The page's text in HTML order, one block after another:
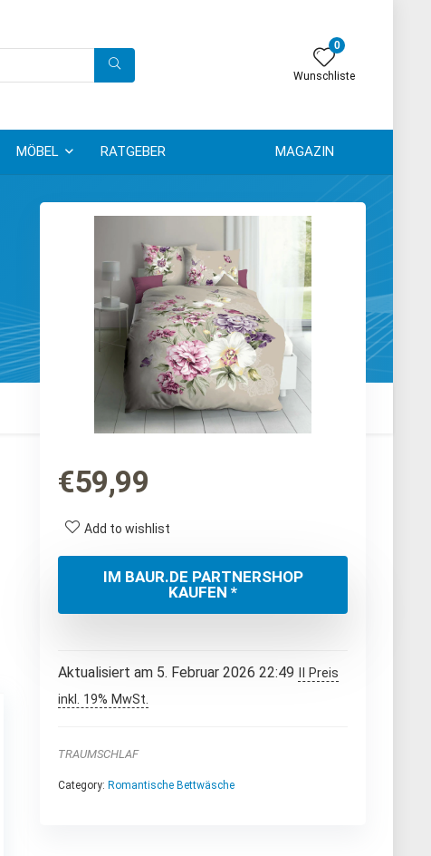
0
Wunschliste
MÖBEL RATGEBER MAGAZIN
€59,99
Add to wishlist
IM BAUR.DE PARTNERSHOP
KAUFEN *
Aktualisiert am 5. Februar 2026 22:49
II Preis
inkl. 19% MwSt.
TRAUMSCHLAF
Category: Romantische Bettwäsche